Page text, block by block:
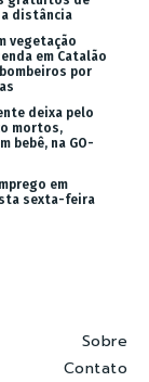
distância
vegetação
em Catalão
por
deixa pelo
mortos,
bebê, na GO-
em
sexta-feira
Sobre
Contato